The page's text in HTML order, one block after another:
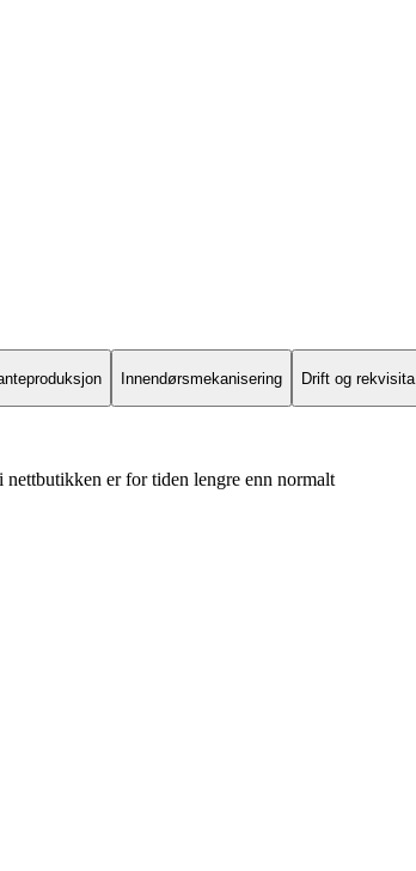
Innendørsmekanisering Drift og rekvisita
er for tiden lengre enn normalt